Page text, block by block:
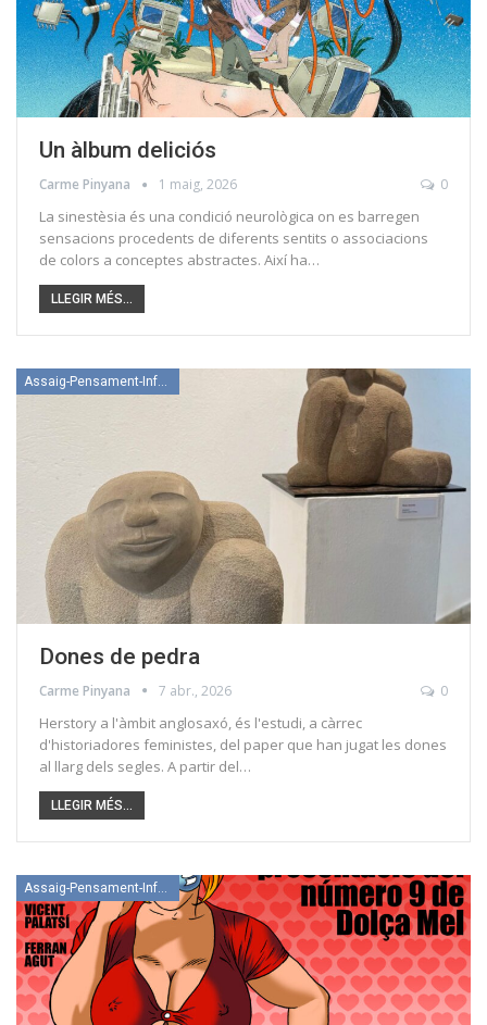
Un àlbum deliciós
Carme Pinyana 1 maig, 2026 0
La sinestèsia és una condició neurològica on es barregen
sensacions procedents de diferents sentits o associacions
de colors a conceptes abstractes. Així ha…
LLEGIR MÉS...
Assaig-Pensament-Informació
Dones de pedra
Carme Pinyana 7 abr., 2026 0
Herstory a l'àmbit anglosaxó, és l'estudi, a càrrec
d'historiadores feministes, del paper que han jugat les dones
al llarg dels segles. A partir del…
LLEGIR MÉS...